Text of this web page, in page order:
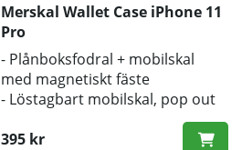
Merskal Wallet Case iPhone 11
Pro
- Plånboksfodral + mobilskal
med magnetiskt fäste
- Löstagbart mobilskal, pop out
395 kr